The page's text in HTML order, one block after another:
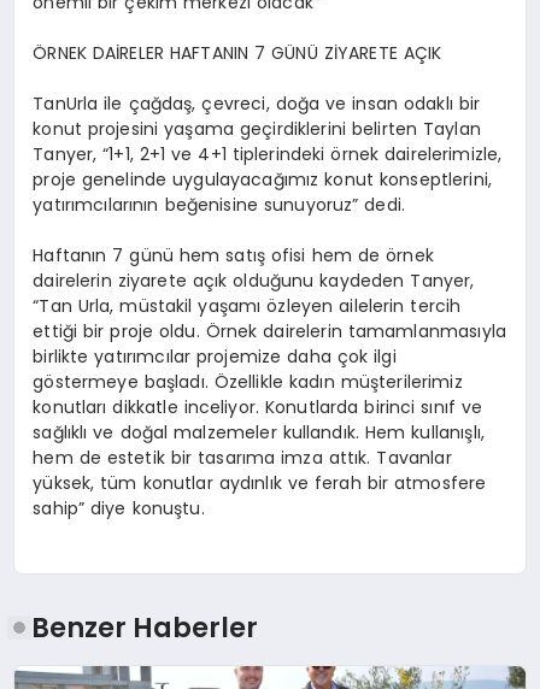
ÖRNEK DAİRELER HAFTANIN 7 GÜNÜ ZİYARETE AÇIK
TanUrla ile çağdaş, çevreci, doğa ve insan odaklı bir
konut projesini yaşama geçirdiklerini belirten Taylan
Tanyer, “1+1, 2+1 ve 4+1 tiplerindeki örnek dairelerimizle,
proje genelinde uygulayacağımız konut konseptlerini,
yatırımcılarının beğenisine sunuyoruz” dedi.
Haftanın 7 günü hem satış ofisi hem de örnek
dairelerin ziyarete açık olduğunu kaydeden Tanyer,
“Tan Urla, müstakil yaşamı özleyen ailelerin tercih
ettiği bir proje oldu. Örnek dairelerin tamamlanmasıyla
birlikte yatırımcılar projemize daha çok ilgi
göstermeye başladı. Özellikle kadın müşterilerimiz
konutları dikkatle inceliyor. Konutlarda birinci sınıf ve
sağlıklı ve doğal malzemeler kullandık. Hem kullanışlı,
hem de estetik bir tasarıma imza attık. Tavanlar
yüksek, tüm konutlar aydınlık ve ferah bir atmosfere
sahip” diye konuştu.
Benzer Haberler